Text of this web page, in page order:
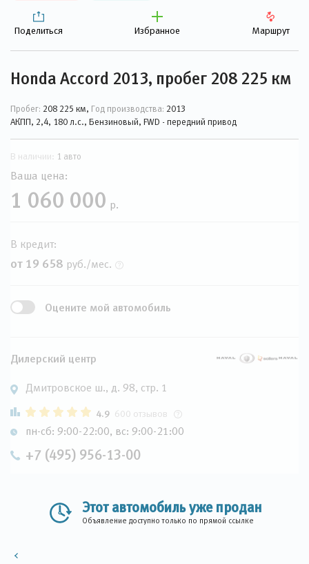
Поделиться Избранное Маршрут
Honda Accord 2013, пробег 208 225 км
Пробег: 208 225 км, Год производства: 2013
АКПП, 2,4, 180 л.с., Бензиновый, FWD - передний привод
В наличии: 1 авто
Ваша цена:
1 060 000 р.
В кредит:
от 19 658 руб./мес.
Оцените мой автомобиль
Дилерский центр
Дмитровское ш., д. 98, стр. 1
4.9 600 отзывов
пн-сб: 9:00-22:00, вс: 9:00-21:00
+7 (495) 956-13-00
Этот автомобиль уже продан
Объявление доступно только по прямой ссылке